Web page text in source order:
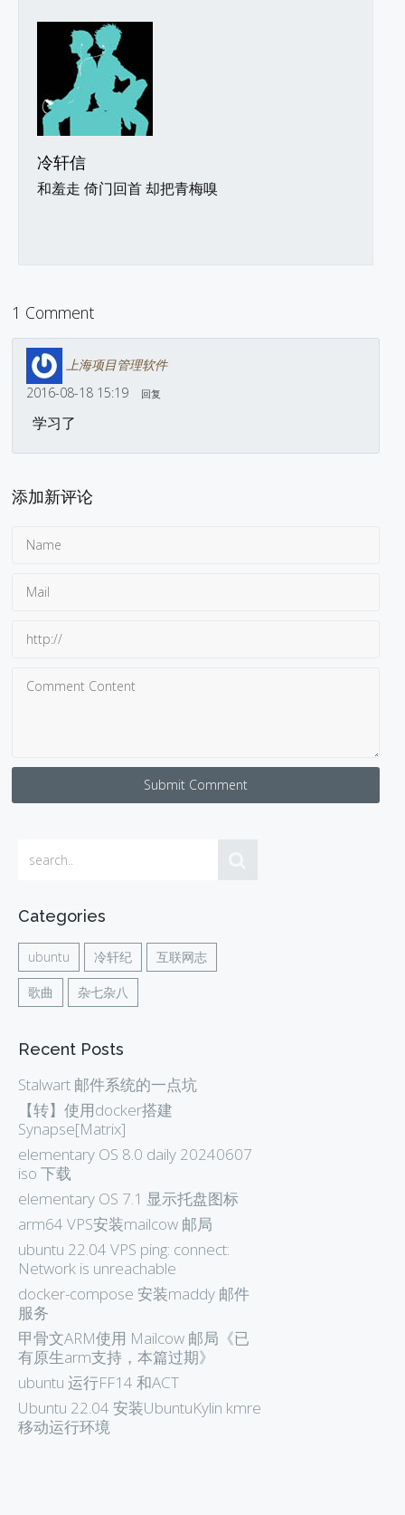
冷轩信
和羞走 倚门回首 却把青梅嗅
1 Comment
上海项目管理软件
2016-08-18 15:19
回复
学习了
添加新评论
Submit Comment
Categories
ubuntu 冷轩纪 互联网志
歌曲 杂七杂八
Recent Posts
Stalwart 邮件系统的一点坑
【转】使用docker搭建
Synapse[Matrix]
elementary OS 8.0 daily 20240607
iso 下载
elementary OS 7.1 显示托盘图标
arm64 VPS安装mailcow 邮局
ubuntu 22.04 VPS ping: connect:
Network is unreachable
docker-compose 安装maddy 邮件
服务
甲骨文ARM使用 Mailcow 邮局《已
有原生arm支持，本篇过期》
ubuntu 运行FF14 和ACT
Ubuntu 22.04 安装UbuntuKylin kmre
移动运行环境